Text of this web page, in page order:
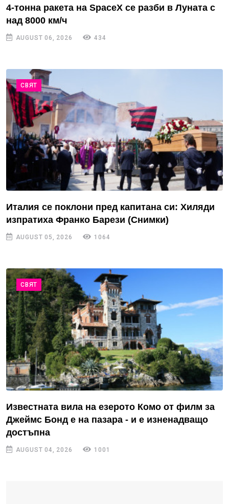
4-тонна ракета на SpaceX се разби в Луната с
над 8000 км/ч
AUGUST 06, 2026 434
СВЯТ
Италия се поклони пред капитана си: Хиляди
изпратиха Франко Барези (Снимки)
AUGUST 05, 2026 1064
СВЯТ
Известната вила на езерото Комо от филм за
Джеймс Бонд е на пазара - и е изненадващо
достъпна
AUGUST 04, 2026 1001